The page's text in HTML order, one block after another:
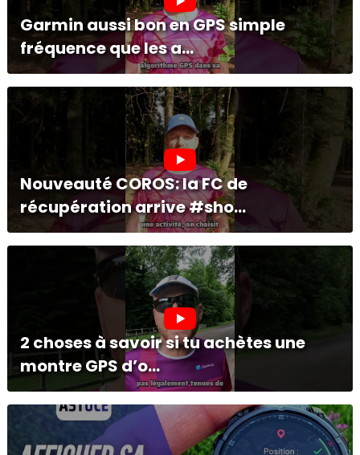
Garmin aussi bon en GPS simple
fréquence que les a...
Nouveauté COROS: la FC de
récupération arrive #sho...
2 choses à savoir si tu achètes une
montre GPS d’o...